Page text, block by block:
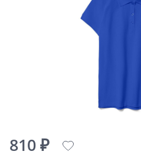
810 ₽